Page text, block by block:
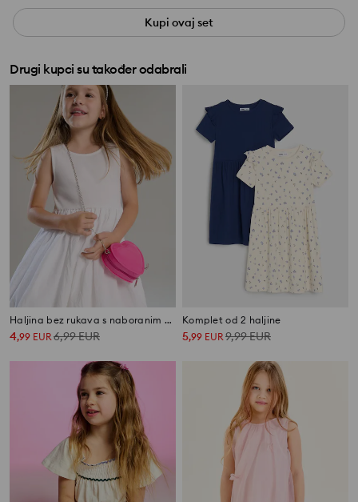
Kupi ovaj set
Drugi kupci su također odabrali
Haljina bez rukava s naboranim donjim rubom
4,99 EUR6,99EUR
Komplet od 2 haljine
5,99 EUR9,99EUR